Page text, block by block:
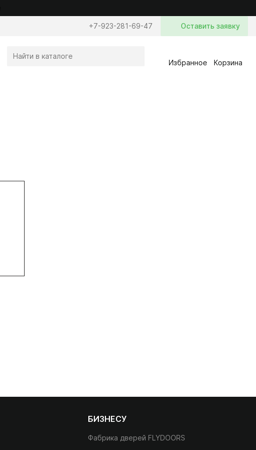
+7-923-281-69-47 Оставить заявку
Избранное Корзина
БИЗНЕСУ
Фабрика дверей FLYDOORS